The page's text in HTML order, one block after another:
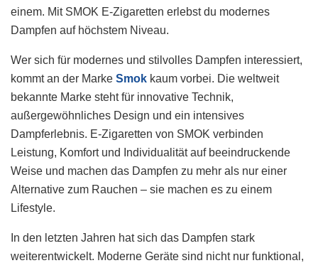
einem. Mit SMOK E-Zigaretten erlebst du modernes
Dampfen auf höchstem Niveau.
Wer sich für modernes und stilvolles Dampfen interessiert,
kommt an der Marke Smok kaum vorbei. Die weltweit
bekannte Marke steht für innovative Technik,
außergewöhnliches Design und ein intensives
Dampferlebnis. E-Zigaretten von SMOK verbinden
Leistung, Komfort und Individualität auf beeindruckende
Weise und machen das Dampfen zu mehr als nur einer
Alternative zum Rauchen – sie machen es zu einem
Lifestyle.
In den letzten Jahren hat sich das Dampfen stark
weiterentwickelt. Moderne Geräte sind nicht nur funktional,